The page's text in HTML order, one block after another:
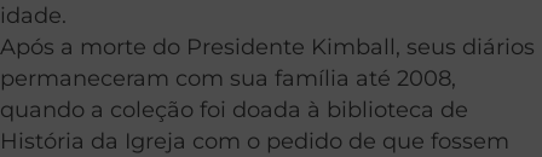
idade.
Após a morte do Presidente Kimball, seus diários
permaneceram com sua família até 2008,
quando a coleção foi doada à biblioteca de
História da Igreja com o pedido de que fossem